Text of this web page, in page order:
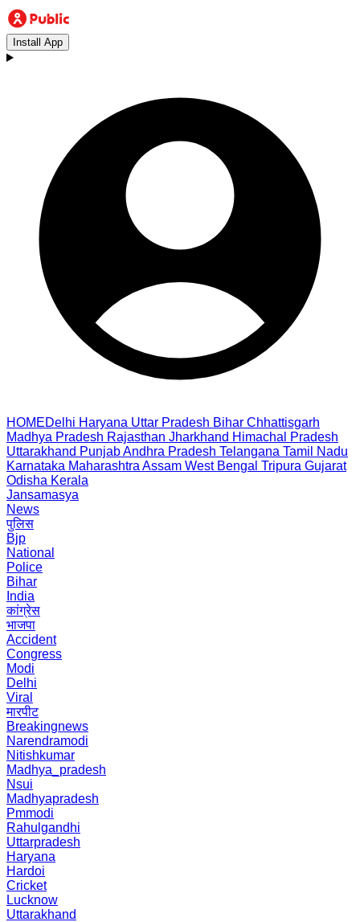
Install App
HOMEDelhi Haryana Uttar Pradesh Bihar Chhattisgarh
Madhya Pradesh Rajasthan Jharkhand Himachal Pradesh
Uttarakhand PunjabAndhra Pradesh Telangana Tamil Nadu
Karnataka Maharashtra Assam West Bengal Tripura Gujarat
Odisha Kerala
Jansamasya
News
पुलिस
Bjp
National
Police
Bihar
India
कांग्रेस
भाजपा
Accident
Congress
Modi
Delhi
Viral
मारपीट
Breakingnews
Narendramodi
Nitishkumar
Madhya_pradesh
Nsui
Madhyapradesh
Pmmodi
Rahulgandhi
Uttarpradesh
Haryana
Hardoi
Cricket
Lucknow
Uttarakhand